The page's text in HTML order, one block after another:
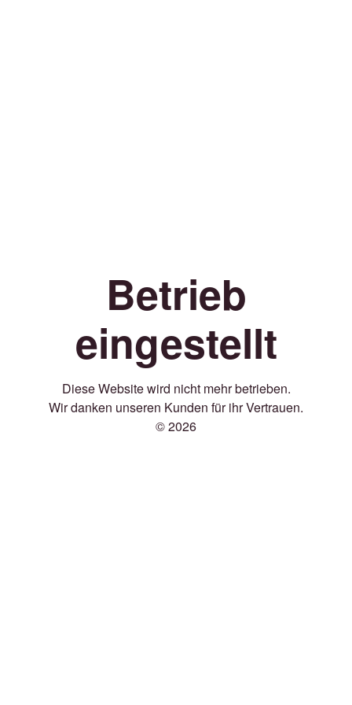
Betrieb
eingestellt
Diese Website wird nicht mehr betrieben.
Wir danken unseren Kunden für ihr Vertrauen.
© 2026